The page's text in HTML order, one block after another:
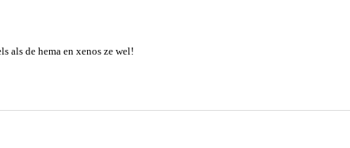
als de hema en xenos ze wel!